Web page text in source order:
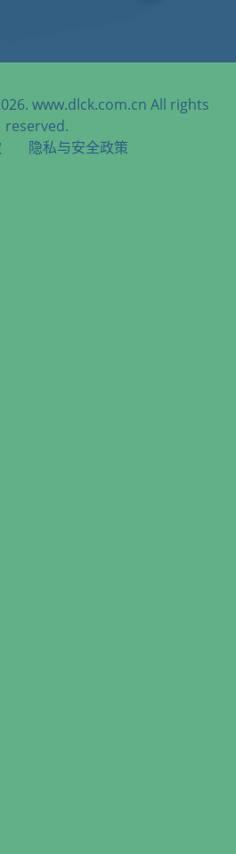
www.dlck.com.cn All rights
reserved.
隐私与安全政策